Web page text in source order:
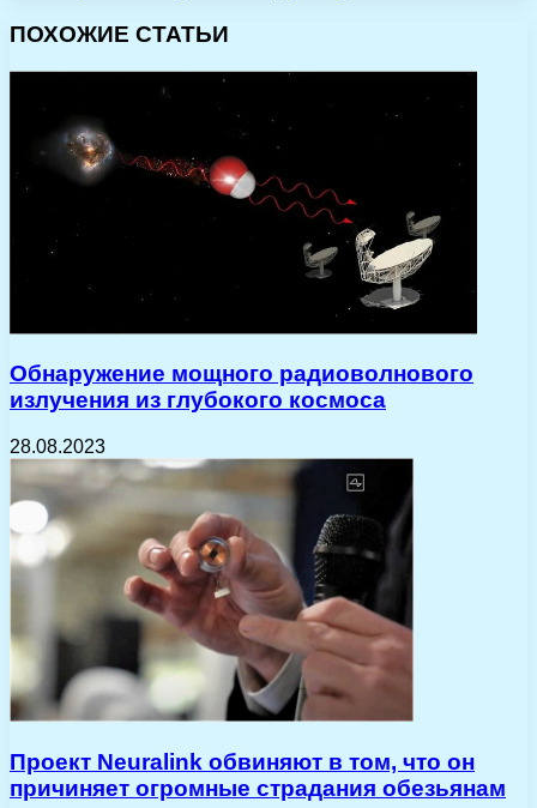
ПОХОЖИЕ СТАТЬИ
Обнаружение мощного радиоволнового
излучения из глубокого космоса
28.08.2023
Проект Neuralink обвиняют в том, что он
причиняет огромные страдания обезьянам